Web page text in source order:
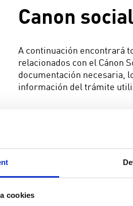
cookies
Canon social
A continuación encontrará
relacionados con el Cánon
documentación necesaria,
información del trámite